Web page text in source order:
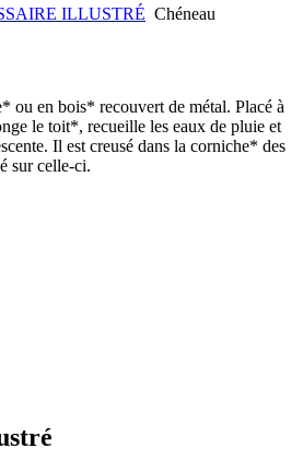
ILLUSTRÉ Chéneau
ou en bois* recouvert de métal. Placé à
le toit*, recueille les eaux de pluie et
Il est creusé dans la corniche* des
sur celle-ci.